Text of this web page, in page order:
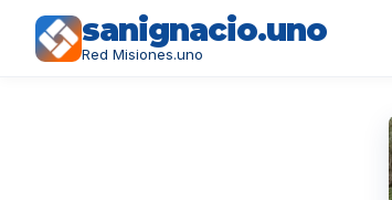
sanignacio.uno
Red Misiones.uno